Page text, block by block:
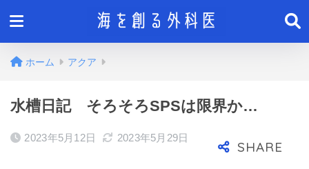
ホーム アクア
水槽日記 そろそろSPSは限界か…
2023年5月12日 2023年5月29日